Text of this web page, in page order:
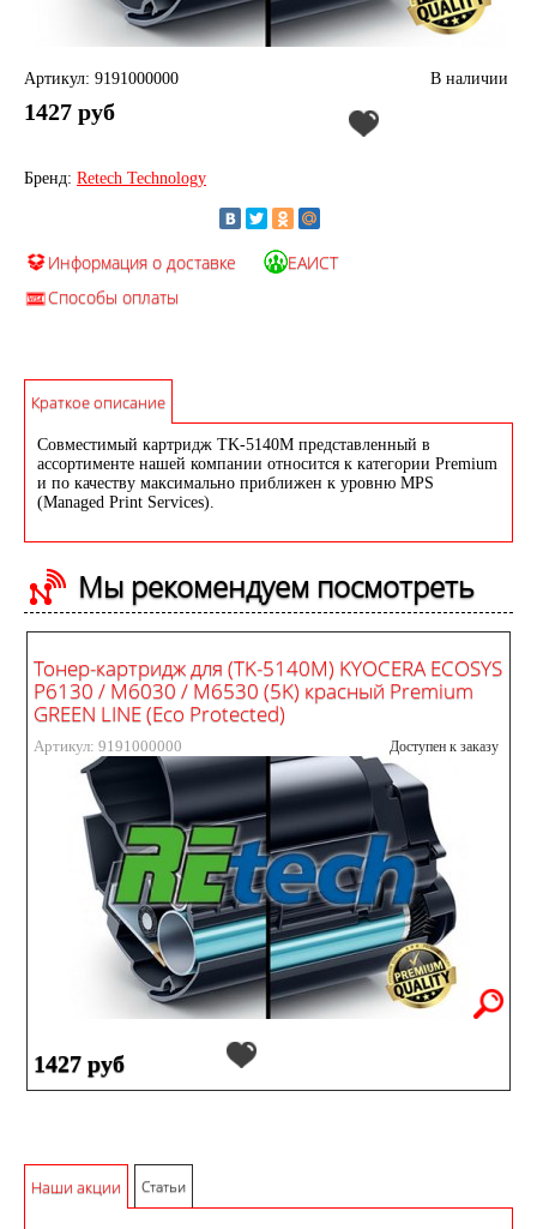
Артикул: 9191000000 В наличии
1427 руб
Бренд: Retech Technology
Информация о доставке
ЕАИСТ
Способы оплаты
Краткое описание
Совместимый картридж TK-5140M представленный в
ассортименте нашей компании относится к категории Premium
и по качеству максимально приближен к уровню MPS
(Managed Print Services).
Мы рекомендуем посмотреть
Тонер-картридж для (TK-5140M) KYOCERA ECOSYS
P6130 / M6030 / M6530 (5K) красный Premium
GREEN LINE (Eco Protected)
Артикул: 9191000000 Доступен к заказу
1427 руб
Наши акции Статьи